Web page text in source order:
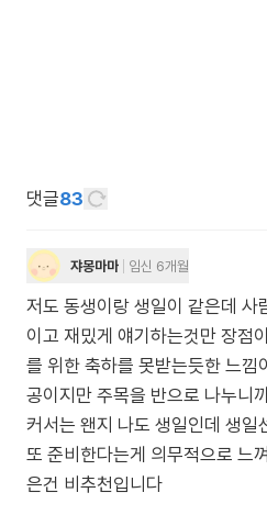
댓글83
쟈몽마마 임신 6개월
저도 동생이랑 생일이 같은데 사
이고 재밌게 얘기하는것만 장점
를 위한 축하를 못받는듯한 느낌
공이지만 주목을 반으로 나누니
커서는 왠지 나도 생일인데 생일
또 준비한다는게 의무적으로 느
은건 비추천입니다